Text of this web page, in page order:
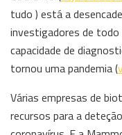
tudo ) está a
investigadores de todo
capacidade de
tornou uma pandemia (
Várias empresas de
recursos para a